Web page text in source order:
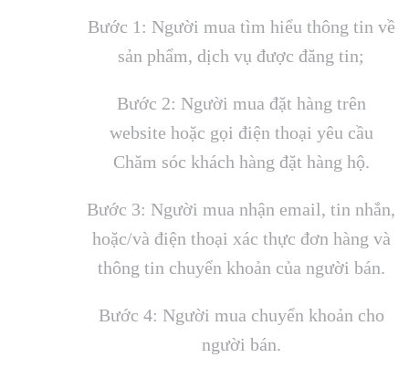
Bước 1: Người mua tìm hiểu thông tin về
sản phẩm, dịch vụ được đăng tin;
Bước 2: Người mua đặt hàng trên
website hoặc gọi điện thoại yêu cầu
Chăm sóc khách hàng đặt hàng hộ.
Bước 3: Người mua nhận email, tin nhắn,
hoặc/và điện thoại xác thực đơn hàng và
thông tin chuyển khoản của người bán.
Bước 4: Người mua chuyển khoản cho
người bán.